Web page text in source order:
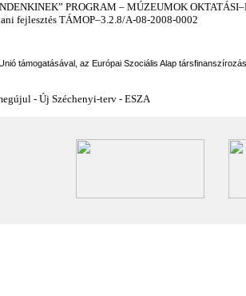
PROGRAM – MÚZEUMOK
fejlesztés TÁMOP–3.2.8/A-08-2008-0002
támogatásával, az Európai Szociális Alap